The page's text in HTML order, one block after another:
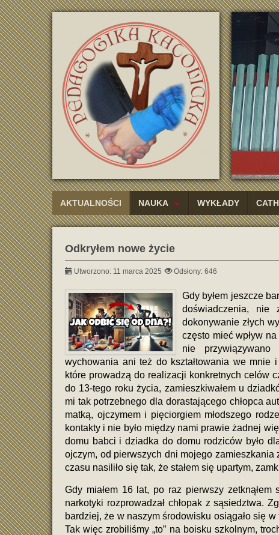
AKTUALNOŚCI NAUKA WYKŁADY
Odkryłem nowe życie
Utworzono: 11 marca 2025 Odsłony: 646
Gdy byłem jeszcze
doświadczenia, nie
dokonywanie złych
często mieć wpływ
nie
wychowania ani też do kształtowania we mnie
które prowadzą do realizacji konkretnych celów
do 13-tego roku życia, zamieszkiwałem u
mi tak potrzebnego dla dorastającego chłopca
matką, ojczymem i pięciorgiem młodszego
kontakty i nie było między nami prawie żadnej
domu babci i dziadka do domu rodziców było
ojczym, od pierwszych dni mojego zamieszkania
czasu nasiliło się tak, że stałem się upartym,
Gdy miałem 16 lat, po raz pierwszy
narkotyki rozprowadzał chłopak z sąsiedztwa.
bardziej, że w naszym środowisku osiągało się
Tak więc zrobiliśmy „to” na boisku szkolnym,